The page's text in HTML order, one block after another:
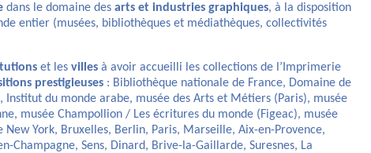
dans le domaine des arts et industries graphiques, à la disposition
entier (musées, bibliothèques et médiathèques, collectivités
et les villes à avoir accueilli les collections de l’Imprimerie
prestigieuses : Bibliothèque nationale de France, Domaine de
Institut du monde arabe, musée des Arts et Métiers (Paris), musée
musée Champollion / Les écritures du monde (Figeac), musée
York, Bruxelles, Berlin, Paris, Marseille, Aix-en-Provence,
Champagne, Sens, Dinard, Brive-la-Gaillarde, Suresnes, La